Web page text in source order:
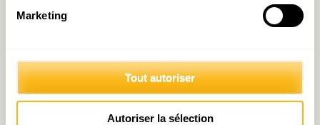
Marketing
Tout autoriser
Autoriser la sélection
sa faveur ». Cela suppose toutefois une évolution
qui semble loin d’être acquis[1].